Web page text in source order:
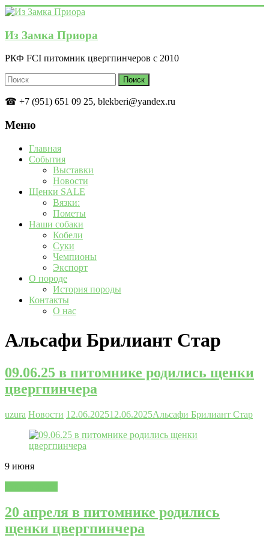
Перейти
содержимому
Из Замка Приора
РКФ FCI питомник цвергпинчеров с 2010
☎ +7 (951) 651 09 25, blekberi@yandex.ru
Меню
Главная
События
Выставки
Новости
Щенки SALE
Вязки:
Пометы
Наши собаки
Кобели
Суки
Чемпионы
Экспорт
О породе
История породы
Контакты
О нас
Альсафи Брилиант Стар
09.06.25 в питомнике родились щенки
цвергпинчера
uzura Новости 12.06.202512.06.2025Альсафи Брилиант Стар
9 июня
20 апреля в питомнике родились
щенки цвергпинчера